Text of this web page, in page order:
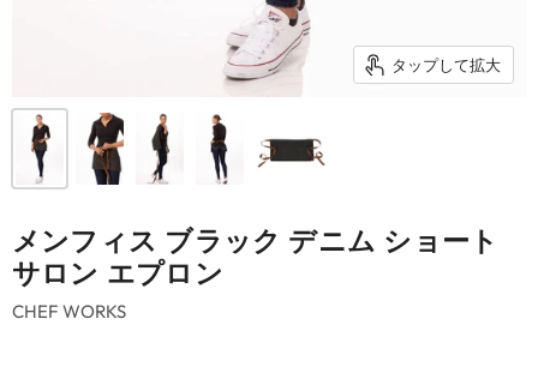
タップして拡大
メンフィス ブラック デニム ショート
サロン エプロン
CHEF WORKS